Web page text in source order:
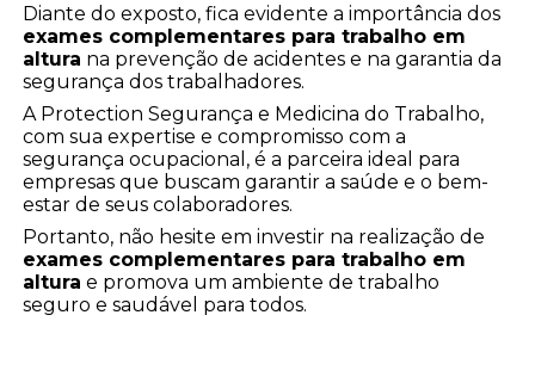
Diante do exposto, fica evidente a importância dos
exames complementares para trabalho em
altura na prevenção de acidentes e na garantia da
segurança dos trabalhadores.
A Protection Segurança e Medicina do Trabalho,
com sua expertise e compromisso com a
segurança ocupacional, é a parceira ideal para
empresas que buscam garantir a saúde e o bem-
estar de seus colaboradores.
Portanto, não hesite em investir na realização de
exames complementares para trabalho em
altura e promova um ambiente de trabalho
seguro e saudável para todos.